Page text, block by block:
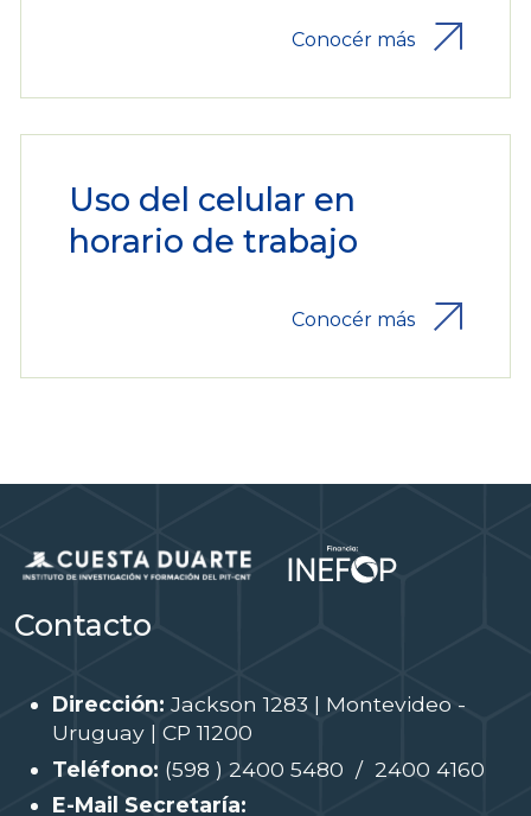
Conocér más
Uso del celular en
horario de trabajo
Conocér más
Contacto
Dirección: Jackson 1283 | Montevideo -
Uruguay | CP 11200
Teléfono: (598 ) 2400 5480 / 2400 4160
E-Mail Secretaría: